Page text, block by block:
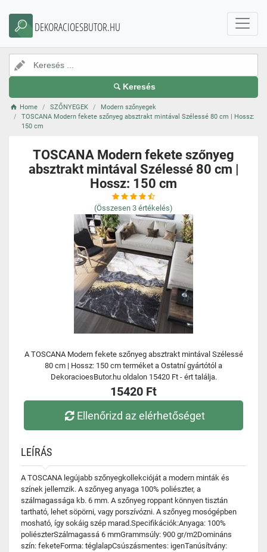
DEKORACIOESBUTOR.HU
Keresés
Home SZŐNYEGEK
Modern szőnyegek
TOSCANA Modern fekete szőnyeg absztrakt mintával Szélessé 80 cm | Hossz:
150 cm
TOSCANA Modern fekete szőnyeg
absztrakt mintával Szélessé 80 cm |
Hossz: 150 cm
(Összesen 3 értékelés)
A TOSCANA Modern fekete szőnyeg absztrakt mintával Szélessé
80 cm | Hossz: 150 cm terméket a Ostatní gyártótól a
DekoracioesButor.hu oldalon 15420 Ft - ért találja.
15420 Ft
Ellenőrizd az elérhetőséget
LEÍRÁS
A TOSCANA legújabb szőnyegkollekcióját a modern minták és
színek jellemzik. A szőnyeg anyaga 100% poliészter, a
szálmagassága kb. 6 mm. A szőnyeg roppant könnyen tisztán
tartható, lehet söpörni, vagy porszívózni. A szőnyeg mosógépben
mosható, így sokáig szép marad.Specifikációk:Anyaga: 100%
poliészterSzálmagassá 6 mmGrammsúly: 900 gr/m2Domináns
szín: feketeForma: téglalapCsúszásmentes: igenTanúsítvány: